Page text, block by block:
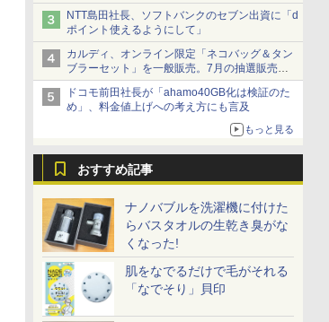
NTT島田社長、ソフトバンクのセブン出資に「d
ポイント使えるようにして」
カルディ、オンライン限定「ネコバッグ＆タン
ブラーセット」を一般販売。7月の抽選販売の
当選無効分
ドコモ前田社長が「ahamo40GB化は検証のた
め」、料金値上げへの考え方にも言及
もっと見る
おすすめ記事
ナノバブルを洗濯機に付けた
らバスタオルの生乾き臭がな
くなった!
肌をなでるだけで毛がそれる
「なでそり」貝印